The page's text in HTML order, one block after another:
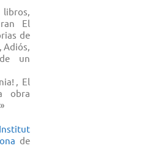
El
de
un
, El
obra
Institut
de